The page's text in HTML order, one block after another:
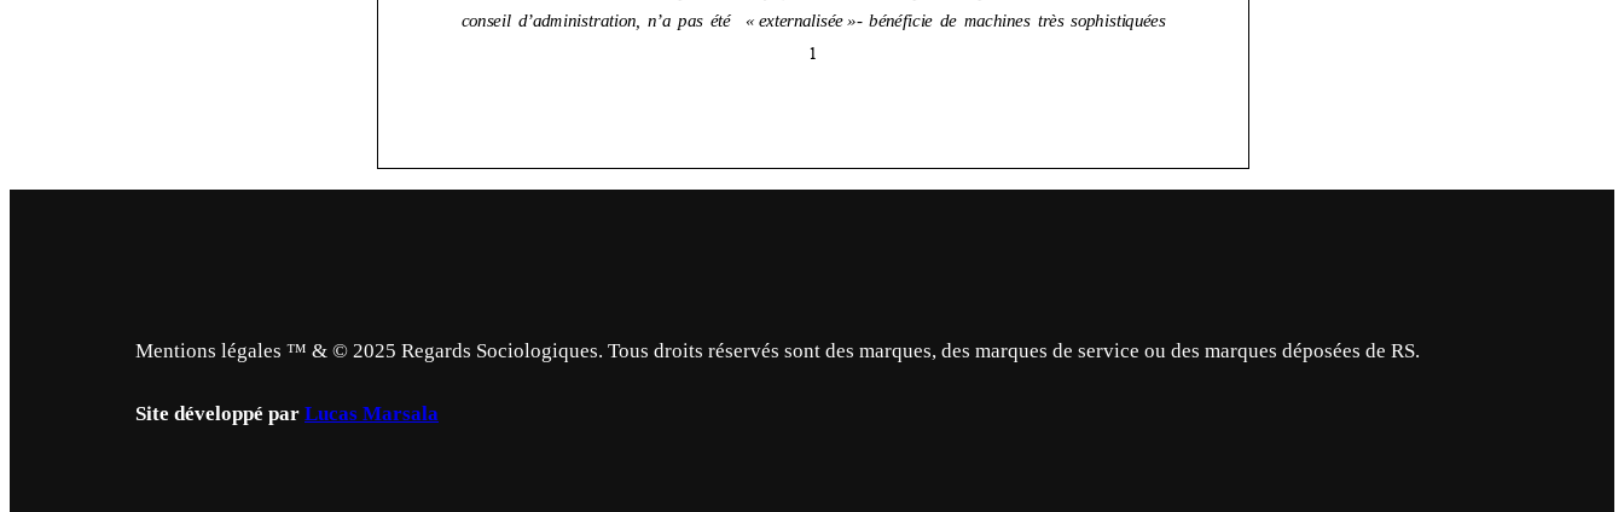
Mentions légales ™ & © 2025 Regards Sociologiques. Tous droits réservés sont des marques, des marques de service ou des marques déposées de RS.
Site développé par Lucas Marsala